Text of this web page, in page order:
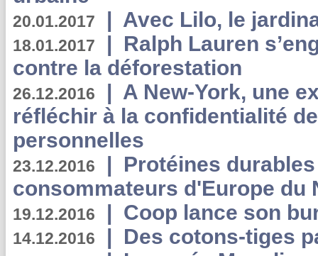
20.01.2017 | Avec Lilo, le
18.01.2017 | Ralph Lauren
contre la déforestation
26.12.2016 | A New-York, une
réfléchir à la confidentialité
personnelles
23.12.2016 | Protéines
consommateurs d'Europe du
19.12.2016 | Coop lance son
14.12.2016 | Des cotons-tiges